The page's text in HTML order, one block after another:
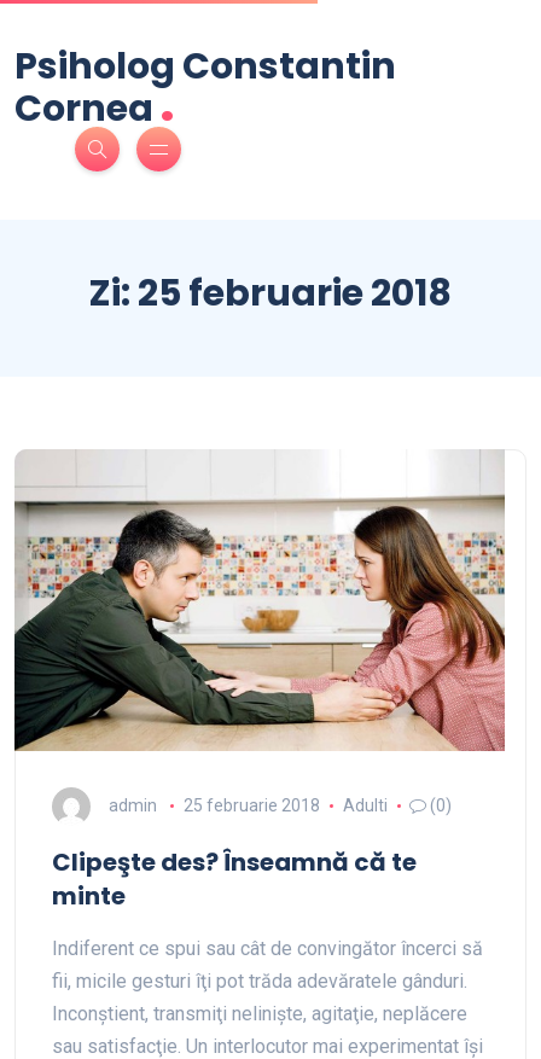
Psiholog Constantin
Cornea.
Zi:25 februarie 2018
admin 25 februarie 2018 Adulti (0)
Clipeşte des? Înseamnă că te
minte
Indiferent ce spui sau cât de convingător încerci să
fii, micile gesturi îţi pot trăda adevăratele gânduri.
Inconştient, transmiţi nelinişte, agitaţie, neplăcere
sau satisfacţie. Un interlocutor mai experimentat îşi